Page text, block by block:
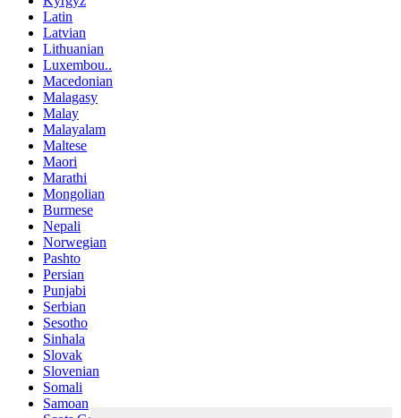
Latin
Latvian
Lithuanian
Luxembou..
Macedonian
Malagasy
Malay
Malayalam
Maltese
Maori
Marathi
Mongolian
Burmese
Nepali
Norwegian
Pashto
Persian
Punjabi
Serbian
Sesotho
Sinhala
Slovak
Slovenian
Somali
Samoan